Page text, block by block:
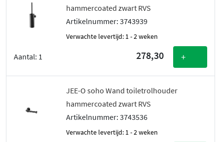
hammercoated zwart RVS
Artikelnummer: 3743939
Verwachte levertijd: 1 - 2 weken
Aantal: 1 278,30 +
JEE-O soho Wand toiletrolhouder
hammercoated zwart RVS
Artikelnummer: 3743536
Verwachte levertijd: 1 - 2 weken